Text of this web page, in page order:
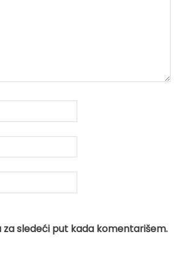
sledeći put kada komentarišem.